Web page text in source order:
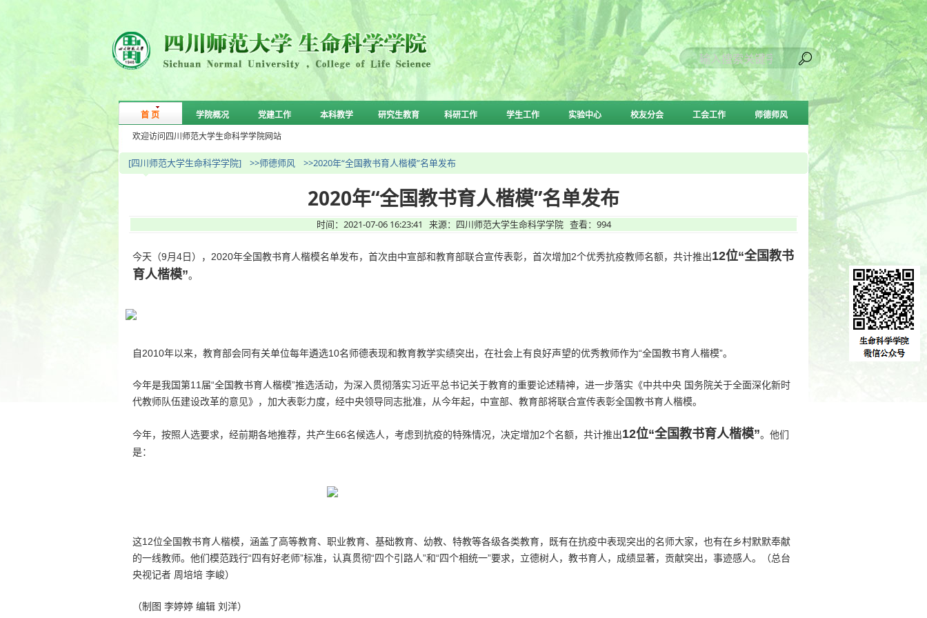
首 页 学院概况 党建工作 本科教学 研究生教育 科研工作 学生工作 实验中心 校友分会 工会工作 师德师风
欢迎访问四川师范大学生命科学学院网站
[四川师范大学生命科学学院] >>师德师风 >>2020年“全国教书育人楷模”名单发布
2020年“全国教书育人楷模”名单发布
时间：2021-07-06 16:23:41 来源：四川师范大学生命科学学院 查看： 994
今天（9月4日），2020年全国教书育人楷模名单发布，首次由中宣部和教育部联合宣传表彰，首次增加2个优秀抗疫教师名额，共计推出12位“全国教书
育人楷模”。
自2010年以来，教育部会同有关单位每年遴选10名师德表现和教育教学实绩突出，在社会上有良好声望的优秀教师作为“全国教书育人楷模”。
今年是我国第11届“全国教书育人楷模”推选活动，为深入贯彻落实习近平总书记关于教育的重要论述精神，进一步落实《中共中央 国务院关于全面深化新时
代教师队伍建设改革的意见》，加大表彰力度，经中央领导同志批准，从今年起，中宣部、教育部将联合宣传表彰全国教书育人楷模。
今年，按照人选要求，经前期各地推荐，共产生66名候选人，考虑到抗疫的特殊情况，决定增加2个名额，共计推出12位“全国教书育人楷模”。他们
是：
这12位全国教书育人楷模，涵盖了高等教育、职业教育、基础教育、幼教、特教等各级各类教育，既有在抗疫中表现突出的名师大家，也有在乡村默默奉献
的一线教师。他们模范践行“四有好老师”标准，认真贯彻“四个引路人”和“四个相统一”要求，立德树人，教书育人，成绩显著，贡献突出，事迹感人。（总台
央视记者 周培培 李峻）
（制图 李婷婷 编辑 刘洋）